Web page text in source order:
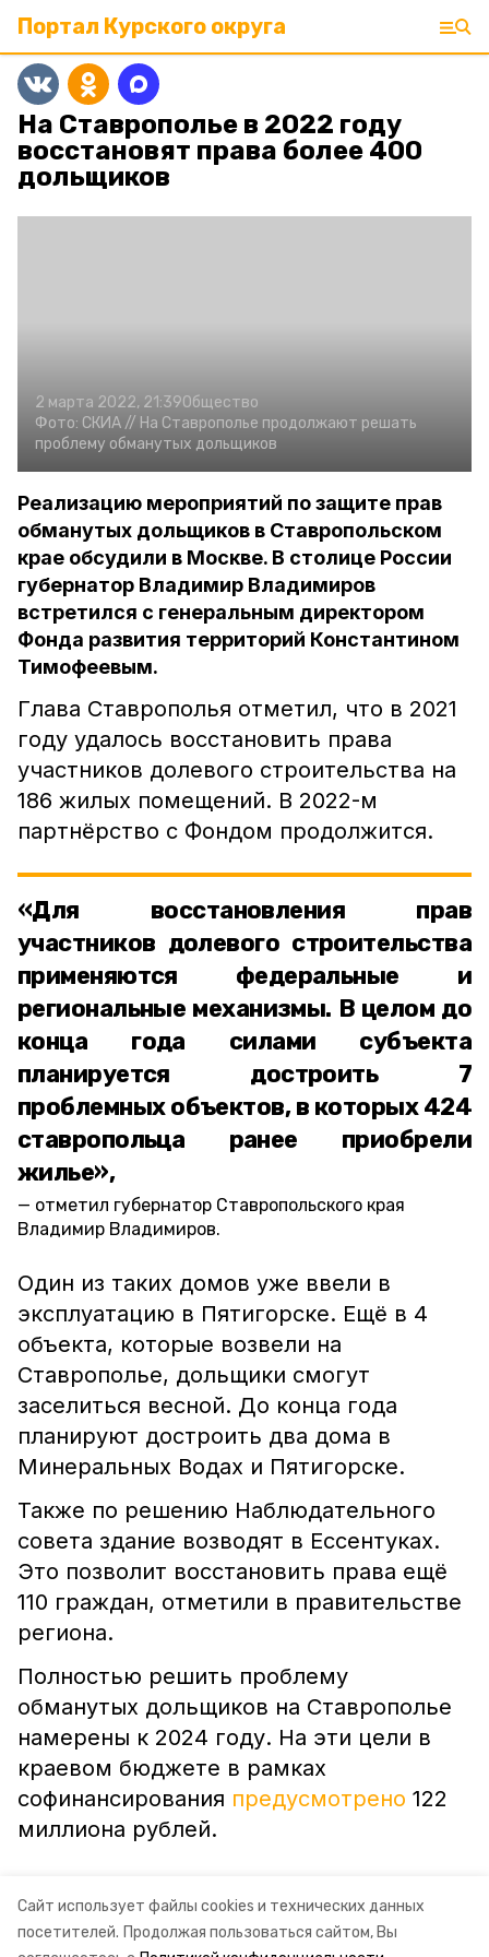
Сайт использует файлы cookies и технических данных
посетителей. Продолжая пользоваться сайтом, Вы
Портал Курского округа
На Ставрополье в 2022 году
восстановят права более 400
дольщиков
2 марта 2022, 21:39Общество
Фото: СКИА // На Ставрополье продолжают решать
проблему обманутых дольщиков
Реализацию мероприятий по защите прав
обманутых дольщиков в Ставропольском
крае обсудили в Москве. В столице России
губернатор Владимир Владимиров
встретился с генеральным директором
Фонда развития территорий Константином
Тимофеевым.
Глава Ставрополья отметил, что в 2021
году удалось восстановить права
участников долевого строительства на
186 жилых помещений. В 2022-м
партнёрство с Фондом продолжится.
«Для восстановления прав
участников долевого строительства
применяются федеральные и
региональные механизмы. В целом до
конца года силами субъекта
планируется достроить 7
проблемных объектов, в которых 424
ставропольца ранее приобрели
жилье»,
отметил губернатор Ставропольского края
Владимир Владимиров.
Один из таких домов уже ввели в
эксплуатацию в Пятигорске. Ещё в 4
объекта, которые возвели на
Ставрополье, дольщики смогут
заселиться весной. До конца года
планируют достроить два дома в
Минеральных Водах и Пятигорске.
Также по решению Наблюдательного
совета здание возводят в Ессентуках.
Это позволит восстановить права ещё
110 граждан, отметили в правительстве
региона.
Полностью решить проблему
обманутых дольщиков на Ставрополье
намерены к 2024 году. На эти цели в
краевом бюджете в рамках
софинансирования предусмотрено 122
миллиона рублей.
ставропольский край владимир владимиров